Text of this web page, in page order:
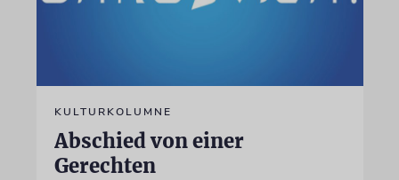
KULTURKOLUMNE
Abschied von einer
Gerechten